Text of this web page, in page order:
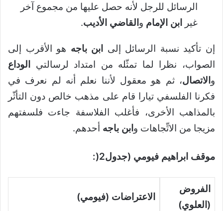
الرسائل للرجل لأنه حصل عليها من مجموع آخر
غير
ابن الإمام و القاضي الأديب.
إن تأكيد نسبة الرسائل إلى ابن باجه هو الأقرب إلى
الصواب، نظرا لما تمثّله من امتداد لرسالتي
الوداع
و الاتصال، ثم هو معقول لأننا نعلم أنه لم نعرف في
فكرنا الفلسفي تيارا قام على مذهب خالص دون التأثّر
بالمذاهب الأخرى، فأغلب الفلاسفة جاءت فلسفتهم
مزيجا من الاتِّجاهات و ابن باجه أحدهم.
موقف ابراهيم فيومي (جدول2 (
:
الفروض
(العلوي)
الاعتراضات (فيومي)